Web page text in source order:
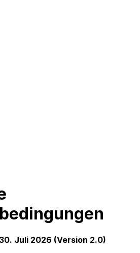
Juli 2026 (Version 2.0)